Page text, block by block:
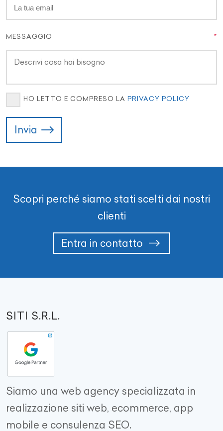
MESSAGGIO
HO LETTO E COMPRESO LA PRIVACY POLICY
Invia
Scopri perché siamo stati scelti dai nostri
clienti
Entra in contatto
SITI S.R.L.
Siamo una web agency specializzata in
realizzazione siti web, ecommerce, app
mobile e consulenza SEO.